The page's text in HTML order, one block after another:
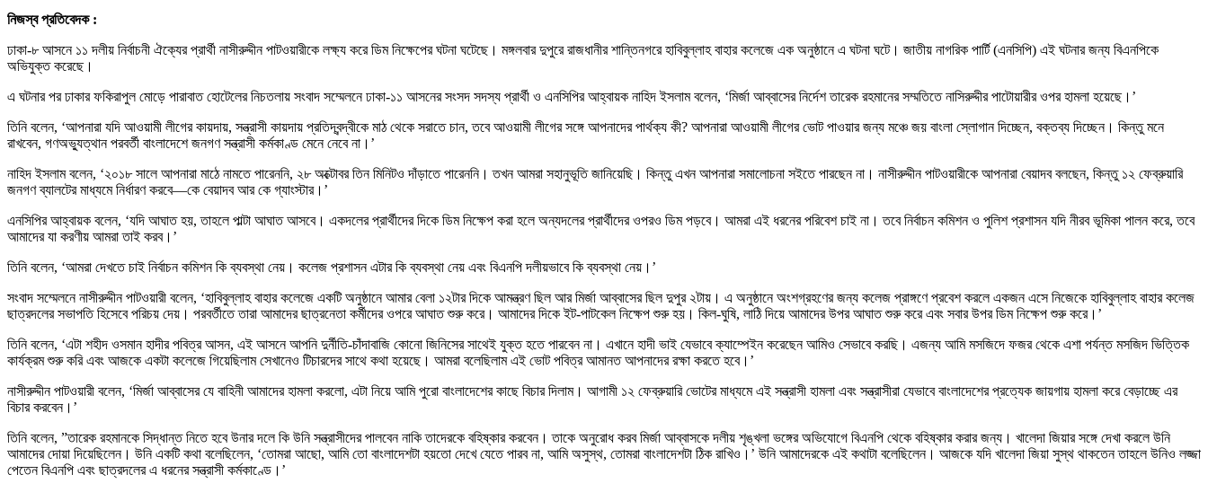
নিজস্ব প্রতিবেদক :
ঢাকা-৮ আসনে ১১ দলীয় নির্বাচনী ঐক্যের প্রার্থী নাসীরুদ্দীন পাটওয়ারীকে লক্ষ্য করে ডিম নিক্ষেপের ঘটনা ঘটেছে। মঙ্গলবার দুপুরে রাজধানীর শান্তিনগরে হাবিবুল্লাহ বাহার কলেজে এক অনুষ্ঠানে এ ঘটনা ঘটে। জাতীয় নাগরিক পার্টি (এনসিপি) এই ঘটনার জন্য বিএনপিকে
অভিযুক্ত করেছে।
এ ঘটনার পর ঢাকার ফকিরাপুল মোড়ে পারাবাত হোটেলের নিচতলায় সংবাদ সম্মেলনে ঢাকা-১১ আসনের সংসদ সদস্য প্রার্থী ও এনসিপির আহ্বায়ক নাহিদ ইসলাম বলেন, ‘মির্জা আব্বাসের নির্দেশ তারেক রহমানের সম্মতিতে নাসিরুদ্দীর পাটোয়ারীর ওপর হামলা হয়েছে।’
তিনি বলেন, ‘আপনারা যদি আওয়ামী লীগের কায়দায়, সন্ত্রাসী কায়দায় প্রতিদ্বন্দ্বীকে মাঠ থেকে সরাতে চান, তবে আওয়ামী লীগের সঙ্গে আপনাদের পার্থক্য কী? আপনারা আওয়ামী লীগের ভোট পাওয়ার জন্য মঞ্চে জয় বাংলা স্লোগান দিচ্ছেন, বক্তব্য দিচ্ছেন। কিন্তু মনে
রাখবেন, গণঅভ্যুত্থান পরবর্তী বাংলাদেশে জনগণ সন্ত্রাসী কর্মকাণ্ড মেনে নেবে না।’
নাহিদ ইসলাম বলেন, ‘২০১৮ সালে আপনারা মাঠে নামতে পারেননি, ২৮ অক্টোবর তিন মিনিটও দাঁড়াতে পারেননি। তখন আমরা সহানুভূতি জানিয়েছি। কিন্তু এখন আপনারা সমালোচনা সইতে পারছেন না। নাসীরুদ্দীন পাটওয়ারীকে আপনারা বেয়াদব বলছেন, কিন্তু ১২ ফেব্রুয়ারি
জনগণ ব্যালটের মাধ্যমে নির্ধারণ করবে—কে বেয়াদব আর কে গ্যাংস্টার।’
এনসিপির আহ্বায়ক বলেন, ‘যদি আঘাত হয়, তাহলে পাল্টা আঘাত আসবে। একদলের প্রার্থীদের দিকে ডিম নিক্ষেপ করা হলে অন্যদলের প্রার্থীদের ওপরও ডিম পড়বে। আমরা এই ধরনের পরিবেশ চাই না। তবে নির্বাচন কমিশন ও পুলিশ প্রশাসন যদি নীরব ভূমিকা পালন করে, তবে
আমাদের যা করণীয় আমরা তাই করব।’
তিনি বলেন, ‘আমরা দেখতে চাই নির্বাচন কমিশন কি ব্যবস্থা নেয়। কলেজ প্রশাসন এটার কি ব্যবস্থা নেয় এবং বিএনপি দলীয়ভাবে কি ব্যবস্থা নেয়।’
সংবাদ সম্মেলনে নাসীরুদ্দীন পাটওয়ারী বলেন, ‘হাবিবুল্লাহ বাহার কলেজে একটি অনুষ্ঠানে আমার বেলা ১২টার দিকে আমন্ত্রণ ছিল আর মির্জা আব্বাসের ছিল দুপুর ২টায়। এ অনুষ্ঠানে অংশগ্রহণের জন্য কলেজ প্রাঙ্গণে প্রবেশ করলে একজন এসে নিজেকে হাবিবুল্লাহ বাহার কলেজ
ছাত্রদলের সভাপতি হিসেবে পরিচয় দেয়। পরবর্তীতে তারা আমাদের ছাত্রনেতা কর্মীদের ওপরে আঘাত শুরু করে। আমাদের দিকে ইট-পাটকেল নিক্ষেপ শুরু হয়। কিল-ঘুষি, লাঠি দিয়ে আমাদের উপর আঘাত শুরু করে এবং সবার উপর ডিম নিক্ষেপ শুরু করে।’
তিনি বলেন, ‘এটা শহীদ ওসমান হাদীর পবিত্র আসন, এই আসনে আপনি দুর্নীতি-চাঁদাবাজি কোনো জিনিসের সাথেই যুক্ত হতে পারবেন না। এখানে হাদী ভাই যেভাবে ক্যাম্পেইন করেছেন আমিও সেভাবে করছি। এজন্য আমি মসজিদে ফজর থেকে এশা পর্যন্ত মসজিদ ভিত্তিক
কার্যক্রম শুরু করি এবং আজকে একটা কলেজে গিয়েছিলাম সেখানেও টিচারদের সাথে কথা হয়েছে। আমরা বলেছিলাম এই ভোট পবিত্র আমানত আপনাদের রক্ষা করতে হবে।’
নাসীরুদ্দীন পাটওয়ারী বলেন, ‘মির্জা আব্বাসের যে বাহিনী আমাদের হামলা করলো, এটা নিয়ে আমি পুরো বাংলাদেশের কাছে বিচার দিলাম। আগামী ১২ ফেব্রুয়ারি ভোটের মাধ্যমে এই সন্ত্রাসী হামলা এবং সন্ত্রাসীরা যেভাবে বাংলাদেশের প্রত্যেক জায়গায় হামলা করে বেড়াচ্ছে এর
বিচার করবেন।’
তিনি বলেন, ”তারেক রহমানকে সিদ্ধান্ত নিতে হবে উনার দলে কি উনি সন্ত্রাসীদের পালবেন নাকি তাদেরকে বহিষ্কার করবেন। তাকে অনুরোধ করব মির্জা আব্বাসকে দলীয় শৃঙ্খলা ভঙ্গের অভিযোগে বিএনপি থেকে বহিষ্কার করার জন্য। খালেদা জিয়ার সঙ্গে দেখা করলে উনি
আমাদের দোয়া দিয়েছিলেন। উনি একটি কথা বলেছিলেন, ‘তোমরা আছো, আমি তো বাংলাদেশটা হয়তো দেখে যেতে পারব না, আমি অসুস্থ, তোমরা বাংলাদেশটা ঠিক রাখিও।’ উনি আমাদেরকে এই কথাটা বলেছিলেন। আজকে যদি খালেদা জিয়া সুস্থ থাকতেন তাহলে উনিও লজ্জা
পেতেন বিএনপি এবং ছাত্রদলের এ ধরনের সন্ত্রাসী কর্মকাণ্ডে।’